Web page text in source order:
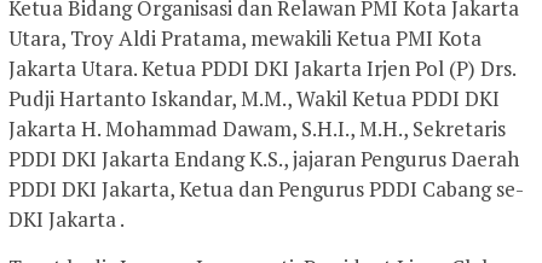
Ketua Bidang Organisasi dan Relawan PMI Kota Jakarta
Utara, Troy Aldi Pratama, mewakili Ketua PMI Kota
Jakarta Utara. Ketua PDDI DKI Jakarta Irjen Pol (P) Drs.
Pudji Hartanto Iskandar, M.M., Wakil Ketua PDDI DKI
Jakarta H. Mohammad Dawam, S.H.I., M.H., Sekretaris
PDDI DKI Jakarta Endang K.S., jajaran Pengurus Daerah
PDDI DKI Jakarta, Ketua dan Pengurus PDDI Cabang se-
DKI Jakarta .